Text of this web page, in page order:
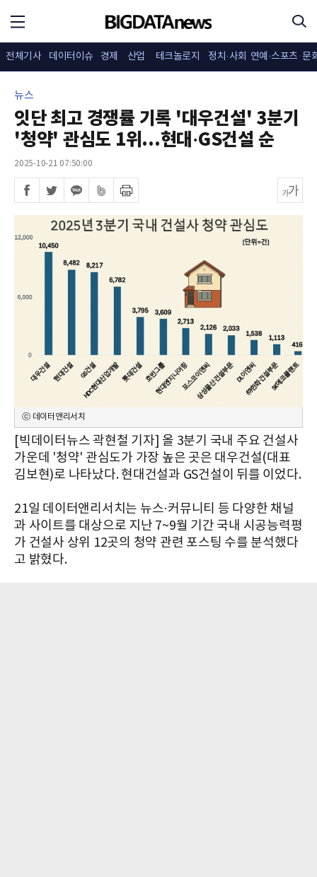
전체기사 데이터이슈 경제 산업 테크놀로지 정치·사회 연예·스포츠 문
뉴스
잇단 최고 경쟁률 기록 '대우건설' 3분기
'청약' 관심도 1위...현대·GS건설 순
2025-10-21 07:50:00
ⓒ 데이터앤리서치
[빅데이터뉴스 곽현철 기자] 올 3분기 국내 주요 건설사
가운데 '청약' 관심도가 가장 높은 곳은 대우건설(대표
김보현)로 나타났다. 현대건설과 GS건설이 뒤를 이었다.
21일 데이터앤리서치는 뉴스·커뮤니티 등 다양한 채널
과 사이트를 대상으로 지난 7~9월 기간 국내 시공능력평
가 건설사 상위 12곳의 청약 관련 포스팅 수를 분석했다
고 밝혔다.